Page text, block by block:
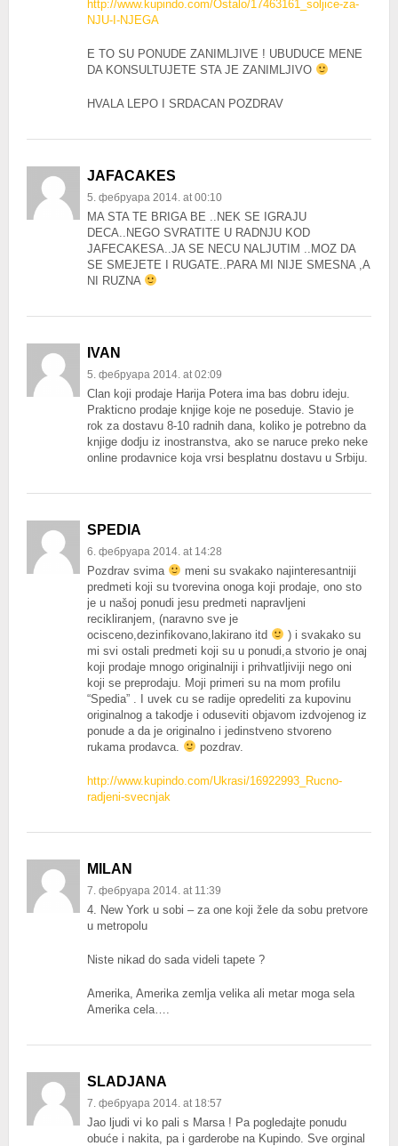
http://www.kupindo.com/Ostalo/17463161_soljice-za-
NJU-I-NJEGA
E TO SU PONUDE ZANIMLJIVE ! UBUDUCE MENE
DA KONSULTUJETE STA JE ZANIMLJIVO
HVALA LEPO I SRDACAN POZDRAV
JAFACAKES
5. фебруара 2014. at 00:10
MA STA TE BRIGA BE ..NEK SE IGRAJU
DECA..NEGO SVRATITE U RADNJU KOD
JAFECAKESA..JA SE NECU NALJUTIM ..MOZ DA
SE SMEJETE I RUGATE..PARA MI NIJE SMESNA ,A
NI RUZNA
IVAN
5. фебруара 2014. at 02:09
Clan koji prodaje Harija Potera ima bas dobru ideju.
Prakticno prodaje knjige koje ne poseduje. Stavio je
rok za dostavu 8-10 radnih dana, koliko je potrebno da
knjige dodju iz inostranstva, ako se naruce preko neke
online prodavnice koja vrsi besplatnu dostavu u Srbiju.
SPEDIA
6. фебруара 2014. at 14:28
Pozdrav svima
meni su svakako najinteresantniji
predmeti koji su tvorevina onoga koji prodaje, ono sto
je u našoj ponudi jesu predmeti napravljeni
recikliranjem, (naravno sve je
ocisceno,dezinfikovano,lakirano itd
) i svakako su
mi svi ostali predmeti koji su u ponudi,a stvorio je onaj
koji prodaje mnogo originalniji i prihvatljiviji nego oni
koji se preprodaju. Moji primeri su na mom profilu
“Spedia” . I uvek cu se radije opredeliti za kupovinu
originalnog a takodje i oduseviti objavom izdvojenog iz
ponude a da je originalno i jedinstveno stvoreno
rukama prodavca.
pozdrav.
http://www.kupindo.com/Ukrasi/16922993_Rucno-
radjeni-svecnjak
MILAN
7. фебруара 2014. at 11:39
4. New York u sobi – za one koji žele da sobu pretvore
u metropolu
Niste nikad do sada videli tapete ?
Amerika, Amerika zemlja velika ali metar moga sela
Amerika cela….
SLADJANA
7. фебруара 2014. at 18:57
Jao ljudi vi ko pali s Marsa ! Pa pogledajte ponudu
obuće i nakita, pa i garderobe na Kupindo. Sve orginal